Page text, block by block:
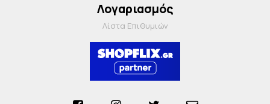
Λογαριασμός
Λίστα Επιθυμιών